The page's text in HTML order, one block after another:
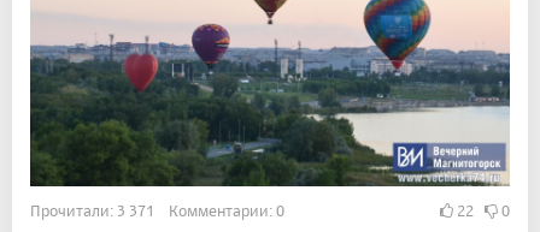
Прочитали: 3 371 Комментарии: 0 22 0